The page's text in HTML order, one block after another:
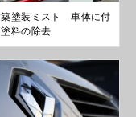
築塗装ミスト 車体に付
料の除去